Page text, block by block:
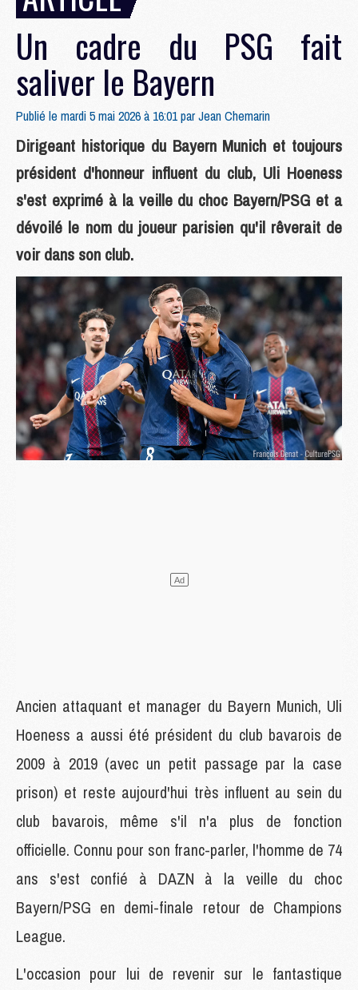
Un cadre du PSG fait
saliver le Bayern
Publié le mardi 5 mai 2026 à 16:01 parJean Chemarin
Dirigeant historique du Bayern Munich et toujours
président d'honneur influent du club, Uli Hoeness
s'est exprimé à la veille du choc Bayern/PSG et a
dévoilé le nom du joueur parisien qu'il rêverait de
voir dans son club.
Ancien attaquant et manager du Bayern Munich, Uli
Hoeness a aussi été président du club bavarois de
2009 à 2019 (avec un petit passage par la case
prison) et reste aujourd'hui très influent au sein du
club bavarois, même s'il n'a plus de fonction
officielle. Connu pour son franc-parler, l'homme de 74
ans s'est confié à DAZN à la veille du choc
Bayern/PSG en demi-finale retour de Champions
League.
L'occasion pour lui de revenir sur le fantastique